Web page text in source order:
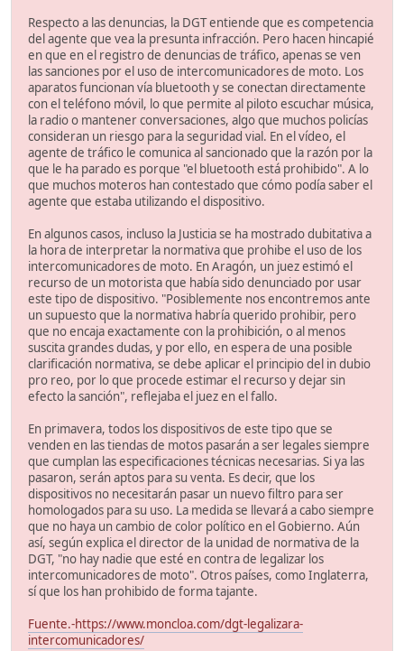
Respecto a las denuncias, la DGT entiende que es competencia
del agente que vea la presunta infracción. Pero hacen hincapié
en que en el registro de denuncias de tráfico, apenas se ven
las sanciones por el uso de intercomunicadores de moto. Los
aparatos funcionan vía bluetooth y se conectan directamente
con el teléfono móvil, lo que permite al piloto escuchar música,
la radio o mantener conversaciones, algo que muchos policías
consideran un riesgo para la seguridad vial. En el vídeo, el
agente de tráfico le comunica al sancionado que la razón por la
que le ha parado es porque "el bluetooth está prohibido". A lo
que muchos moteros han contestado que cómo podía saber el
agente que estaba utilizando el dispositivo.
En algunos casos, incluso la Justicia se ha mostrado dubitativa a
la hora de interpretar la normativa que prohibe el uso de los
intercomunicadores de moto. En Aragón, un juez estimó el
recurso de un motorista que había sido denunciado por usar
este tipo de dispositivo. "Posiblemente nos encontremos ante
un supuesto que la normativa habría querido prohibir, pero
que no encaja exactamente con la prohibición, o al menos
suscita grandes dudas, y por ello, en espera de una posible
clarificación normativa, se debe aplicar el principio del in dubio
pro reo, por lo que procede estimar el recurso y dejar sin
efecto la sanción", reflejaba el juez en el fallo.
En primavera, todos los dispositivos de este tipo que se
venden en las tiendas de motos pasarán a ser legales siempre
que cumplan las especificaciones técnicas necesarias. Si ya las
pasaron, serán aptos para su venta. Es decir, que los
dispositivos no necesitarán pasar un nuevo filtro para ser
homologados para su uso. La medida se llevará a cabo siempre
que no haya un cambio de color político en el Gobierno. Aún
así, según explica el director de la unidad de normativa de la
DGT, "no hay nadie que esté en contra de legalizar los
intercomunicadores de moto". Otros países, como Inglaterra,
sí que los han prohibido de forma tajante.
Fuente.-https://www.moncloa.com/dgt-legalizara-
intercomunicadores/